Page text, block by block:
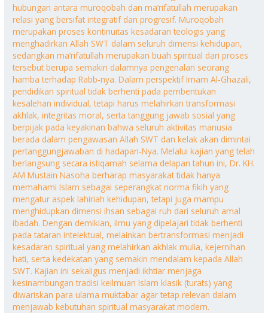
hubungan antara muroqobah dan ma’rifatullah merupakan
relasi yang bersifat integratif dan progresif. Muroqobah
merupakan proses kontinuitas kesadaran teologis yang
menghadirkan Allah SWT dalam seluruh dimensi kehidupan,
sedangkan ma’rifatullah merupakan buah spiritual dari proses
tersebut berupa semakin dalamnya pengenalan seorang
hamba terhadap Rabb-nya. Dalam perspektif Imam Al-Ghazali,
pendidikan spiritual tidak berhenti pada pembentukan
kesalehan individual, tetapi harus melahirkan transformasi
akhlak, integritas moral, serta tanggung jawab sosial yang
berpijak pada keyakinan bahwa seluruh aktivitas manusia
berada dalam pengawasan Allah SWT dan kelak akan dimintai
pertanggungjawaban di hadapan-Nya. Melalui kajian yang telah
berlangsung secara istiqamah selama delapan tahun ini, Dr. KH.
AM Mustain Nasoha berharap masyarakat tidak hanya
memahami Islam sebagai seperangkat norma fikih yang
mengatur aspek lahiriah kehidupan, tetapi juga mampu
menghidupkan dimensi ihsan sebagai ruh dari seluruh amal
ibadah. Dengan demikian, ilmu yang dipelajari tidak berhenti
pada tataran intelektual, melainkan bertransformasi menjadi
kesadaran spiritual yang melahirkan akhlak mulia, kejernihan
hati, serta kedekatan yang semakin mendalam kepada Allah
SWT. Kajian ini sekaligus menjadi ikhtiar menjaga
kesinambungan tradisi keilmuan Islam klasik (turats) yang
diwariskan para ulama muktabar agar tetap relevan dalam
menjawab kebutuhan spiritual masyarakat modern.